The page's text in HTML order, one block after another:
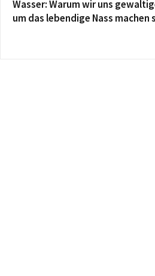
Wasser: Warum wir uns
um das lebendige Nass machen